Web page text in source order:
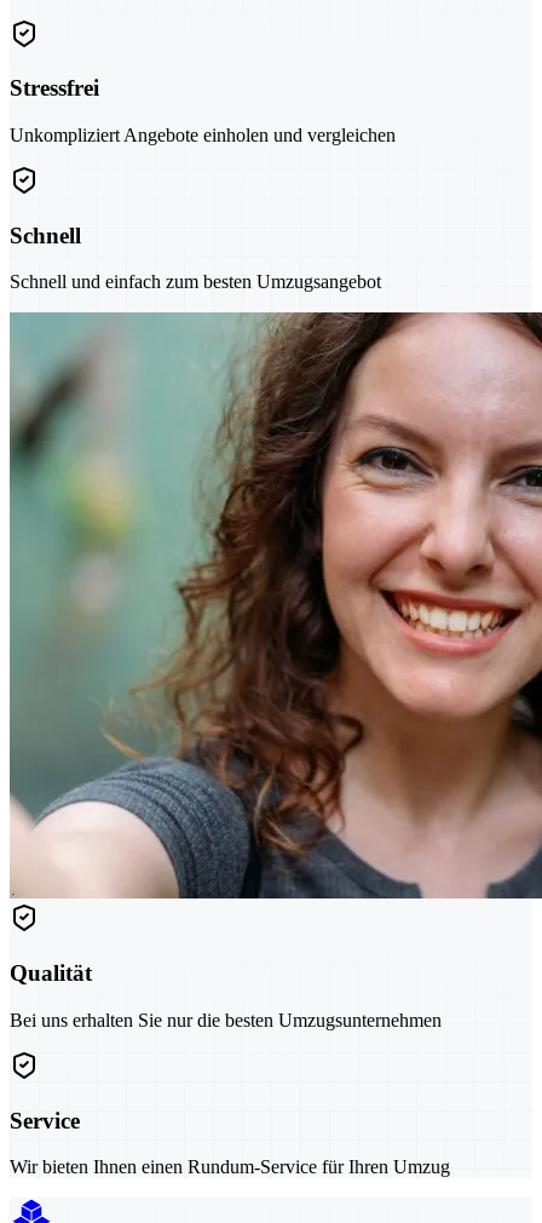
Stressfrei
Unkompliziert Angebote einholen und vergleichen
Schnell
Schnell und einfach zum besten Umzugsangebot
Qualität
Bei uns erhalten Sie nur die besten Umzugsunternehmen
Service
Wir bieten Ihnen einen Rundum-Service für Ihren Umzug